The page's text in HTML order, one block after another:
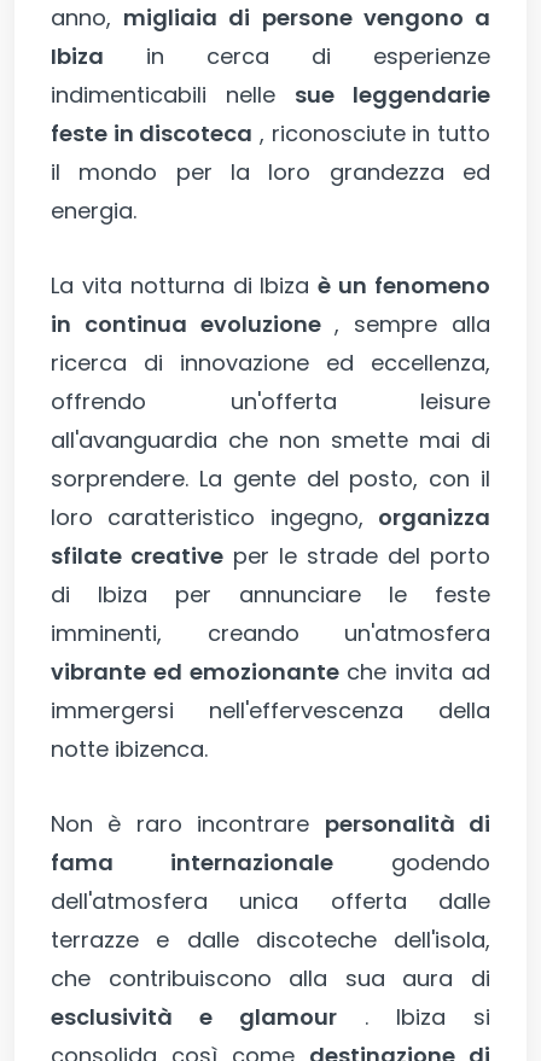
anno, migliaia di persone vengono a
Ibiza in cerca di esperienze
indimenticabili nelle sue leggendarie
feste in discoteca , riconosciute in tutto
il mondo per la loro grandezza ed
energia.
La vita notturna di Ibizaè un fenomeno
in continua evoluzione, sempre alla
ricerca di innovazione ed eccellenza,
offrendo un'offerta leisure
all'avanguardia che non smette mai di
sorprendere. La gente del posto, con il
loro caratteristico ingegno, organizza
sfilate creative per le strade del porto
di Ibiza per annunciare le feste
imminenti, creando un'atmosfera
vibrante ed emozionanteche invita ad
immergersi nell'effervescenza della
notte ibizenca.
Non è raro incontrare personalità di
fama internazionale godendo
dell'atmosfera unica offerta dalle
terrazze e dalle discoteche dell'isola,
che contribuiscono alla sua aura di
esclusività e glamour . Ibiza si